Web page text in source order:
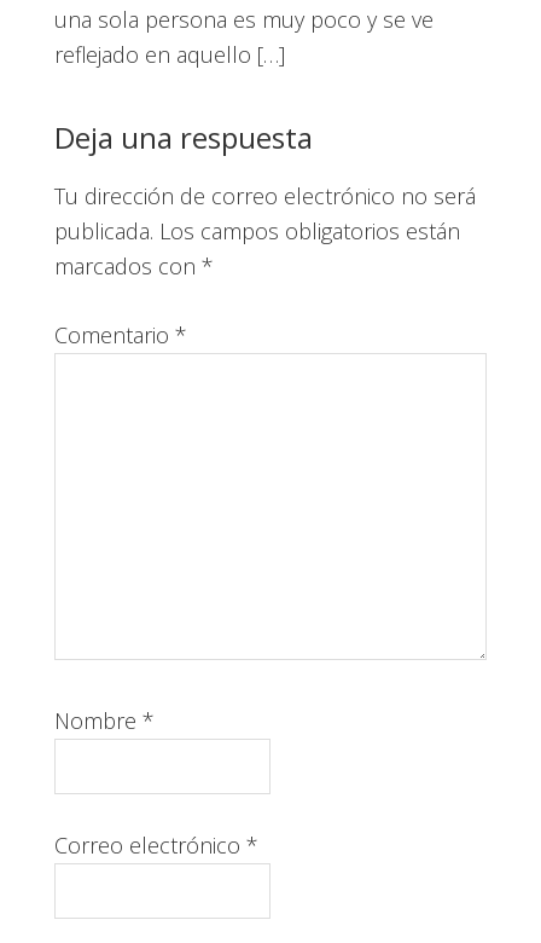
una sola persona es muy poco y se ve
reflejado en aquello […]
Deja una respuesta
Tu dirección de correo electrónico no será
publicada. Los campos obligatorios están
marcados con *
Comentario *
Nombre *
Correo electrónico *